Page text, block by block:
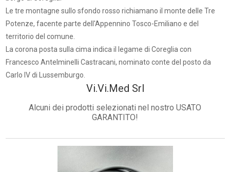
Le tre montagne sullo sfondo rosso richiamano il monte delle Tre
Potenze, facente parte dell'Appennino Tosco-Emiliano e del
territorio del comune.
La corona posta sulla cima indica il legame di Coreglia con
Francesco Antelminelli Castracani, nominato conte del posto da
Carlo IV di Lussemburgo.
Vi.Vi.Med Srl
Alcuni dei prodotti selezionati nel nostro USATO
GARANTITO!